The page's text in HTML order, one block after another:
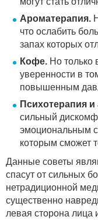
Ароматерапия.
что ослабить
запах которых
Кофе. Но только
уверенности в
повышенным
Психотерапия
сильный
эмоциональным
которым сможет
Данные советы
спасут от сильных
нетрадиционной
существенно
левая сторона лица